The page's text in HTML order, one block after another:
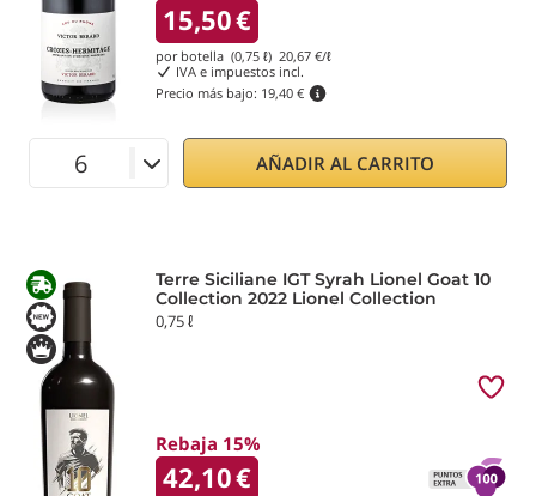
15,50€
por botella (0,75 ℓ) 20,67 €/ℓ
IVA e impuestos incl.
Precio más bajo: 19,40 €
AÑADIR AL CARRITO
Terre Siciliane IGT Syrah Lionel Goat 10
Collection 2022 Lionel Collection
0,75 ℓ
Rebaja 15%
42,10€